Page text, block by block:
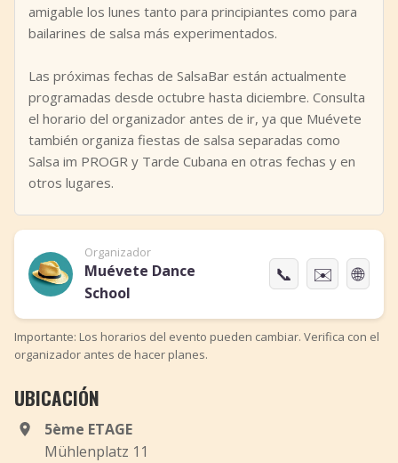
amigable los lunes tanto para principiantes como para
bailarines de salsa más experimentados.
Las próximas fechas de SalsaBar están actualmente
programadas desde octubre hasta diciembre. Consulta
el horario del organizador antes de ir, ya que Muévete
también organiza fiestas de salsa separadas como
Salsa im PROGR y Tarde Cubana en otras fechas y en
otros lugares.
Organizador
Muévete Dance
School
📞 ✉️ 🌐
Importante: Los horarios del evento pueden cambiar. Verifica con el
organizador antes de hacer planes.
UBICACIÓN
5ème ETAGE
Mühlenplatz 11